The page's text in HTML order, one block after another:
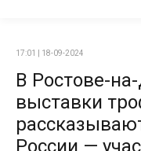
17:01 | 18-09-2024
В Ростове-
выставки
России —